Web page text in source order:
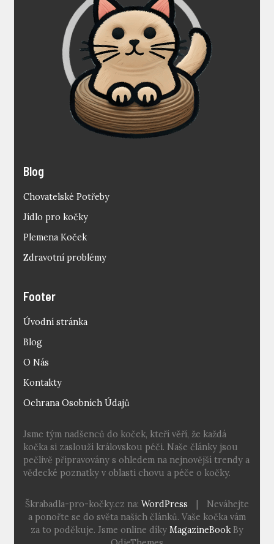
Blog
Chovatelské Potřeby
Jídlo pro kočky
Plemena Koček
Zdravotní problémy
Footer
Úvodní stránka
Blog
O Nás
Kontakty
Ochrana Osobních Údajů
Jsme tým nadšenců do koček, kteří věří, že každá
kočka si zaslouží královskou péči. Naše články jsou
pečlivě připravovány s ohledem na nejnovější trendy a
vědecké poznatky v oblasti chovu a péče o kočky.
Škrabadla-pro-kočky.cz na: WordPress
Neváhejte
a ponořte se do světa našich článků. Vaše kočka vám
za to poděkuje. Jsme online díky MagazineBook By